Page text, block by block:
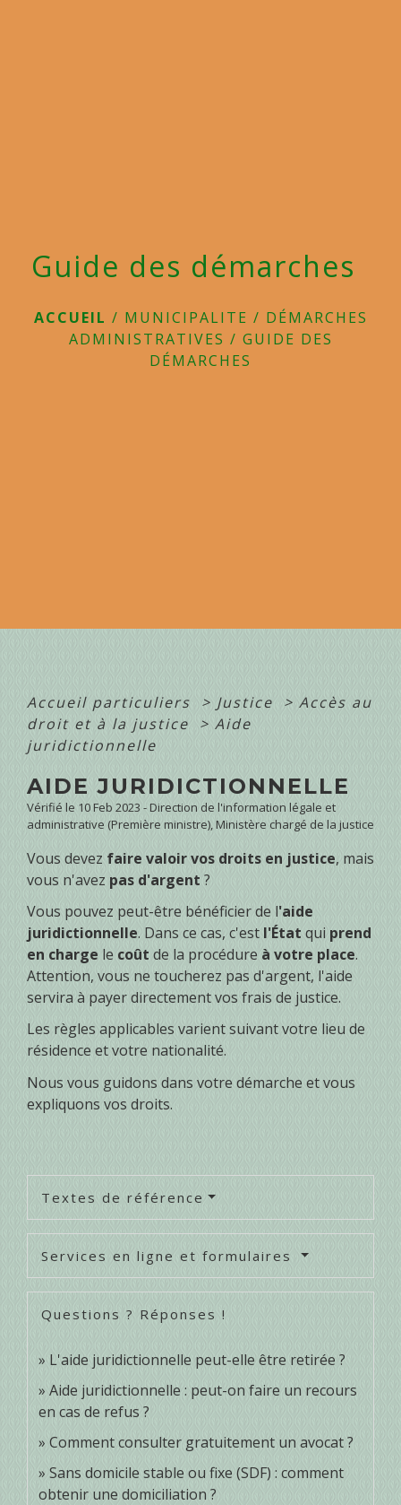
Guide des démarches
ACCUEIL / MUNICIPALITE / DÉMARCHES
ADMINISTRATIVES / GUIDE DES
DÉMARCHES
Accueil particuliers > Justice > Accès au
droit et à la justice
> Aide
juridictionnelle
AIDE JURIDICTIONNELLE
Vérifié le 10 Feb 2023 - Direction de l'information légale et
administrative (Première ministre), Ministère chargé de la justice
Vous devez faire valoir vos droits en justice, mais
vous n'avez pas d'argent ?
Vous pouvez peut-être bénéficier de l'aide
juridictionnelle. Dans ce cas, c'est l'État qui prend
en charge le coût de la procédure à votre place.
Attention, vous ne toucherez pas d'argent, l'aide
servira à payer directement vos frais de justice.
Les règles applicables varient suivant votre lieu de
résidence et votre nationalité.
Nous vous guidons dans votre démarche et vous
expliquons vos droits.
Textes de référence
Services en ligne et formulaires
Questions ? Réponses !
L'aide juridictionnelle peut-elle être retirée ?
Aide juridictionnelle : peut-on faire un recours
en cas de refus ?
Comment consulter gratuitement un avocat ?
Sans domicile stable ou fixe (SDF) : comment
obtenir une domiciliation ?